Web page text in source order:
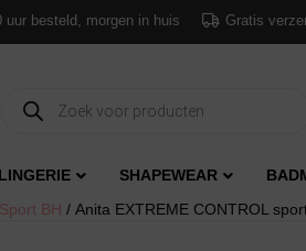
uur besteld, morgen in huis Gratis
Producten
zoeken
LINGERIE SHAPEWEAR
Sport BH / Anita EXTREME CONTROL